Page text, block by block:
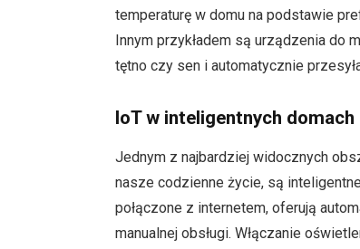
temperaturę w domu na podstawie
Innym przykładem są urządzenia do
tętno czy sen i automatycznie
IoT w inteligentnych domach
Jednym z najbardziej widocznych
nasze codzienne życie, są
połączone z internetem, oferują
manualnej obsługi. Włączanie